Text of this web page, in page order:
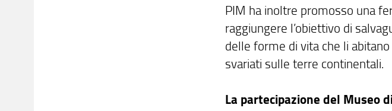
PIM ha inoltre promosso una
raggiungere l’obiettivo di
delle forme di vita che li
svariati sulle terre continentali.
La partecipazione del Museo